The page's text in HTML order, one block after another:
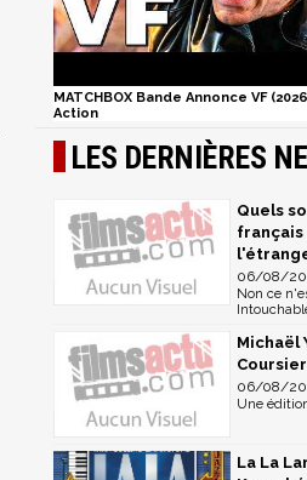
MATCHBOX Bande Annonce VF
Action
LES DERNIÈRES
Quels
français
06/08/
Non ce
Michaël
Coursier
06/08/
Une
La La